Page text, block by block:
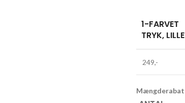
1-FARVET
TRYK, LILLE
249,-
Mængderabat